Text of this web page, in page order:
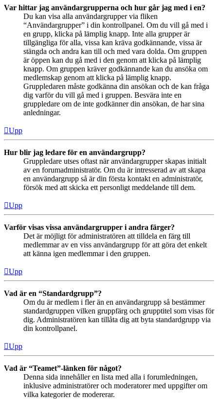
Var hittar jag användargrupperna och hur går jag med i en?
Du kan visa alla användargrupper via fliken
“Användargrupper” i din kontrollpanel. Om du vill gå med i
en grupp, klicka på lämplig knapp. Inte alla grupper är
tillgängliga för alla, vissa kan kräva godkännande, vissa är
stängda och andra kan till och med vara dolda. Om gruppen
är öppen kan du gå med i den genom att klicka på lämplig
knapp. Om gruppen kräver godkännande kan du ansöka om
medlemskap genom att klicka på lämplig knapp.
Gruppledaren måste godkänna din ansökan och de kan fråga
dig varför du vill gå med i gruppen. Besvära inte en
gruppledare om de inte godkänner din ansökan, de har sina
anledningar.
Upp
Hur blir jag ledare för en användargrupp?
Gruppledare utses oftast när användargrupper skapas initialt
av en forumadministratör. Om du är intresserad av att skapa
en användargrupp så är din första kontakt en administratör,
försök med att skicka ett personligt meddelande till dem.
Upp
Varför visas vissa användargrupper i andra färger?
Det är möjligt för administratören att tilldela en färg till
medlemmar av en viss användargrupp för att göra det enkelt
att känna igen medlemmar i den gruppen.
Upp
Vad är en “Standardgrupp”?
Om du är medlem i fler än en användargrupp så bestämmer
standardgruppen vilken gruppfärg och grupptitel som visas för
dig. Administratören kan tillåta dig att byta standardgrupp via
din kontrollpanel.
Upp
Vad är “Teamet”-länken för något?
Denna sida innehåller en lista med alla i forumledningen,
inklusive administratörer och moderatorer med uppgifter om
vilka kategorier de modererar.